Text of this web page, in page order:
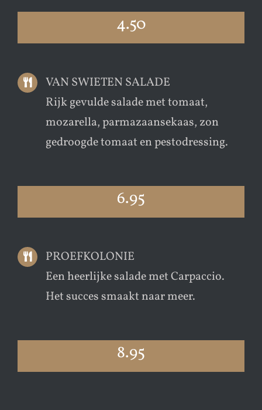
4.50
VAN SWIETEN SALADE
Rijk gevulde salade met tomaat,
mozarella, parmazaansekaas, zon
gedroogde tomaat en pestodressing.
6.95
PROEFKOLONIE
Een heerlijke salade met Carpaccio.
Het succes smaakt naar meer.
8.95